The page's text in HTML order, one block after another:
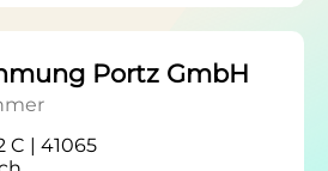
Portz GmbH
C | 41065